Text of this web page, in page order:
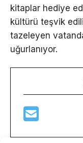
kitaplar hediye
kültürü teşvik
tazeleyen
uğurlanıyor.